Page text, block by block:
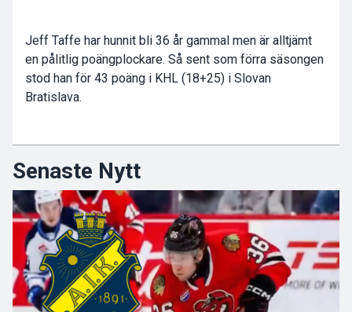
Jeff Taffe har hunnit bli 36 år gammal men är alltjämt
en pålitlig poängplockare. Så sent som förra säsongen
stod han för 43 poäng i KHL (18+25) i Slovan
Bratislava.
Senaste Nytt